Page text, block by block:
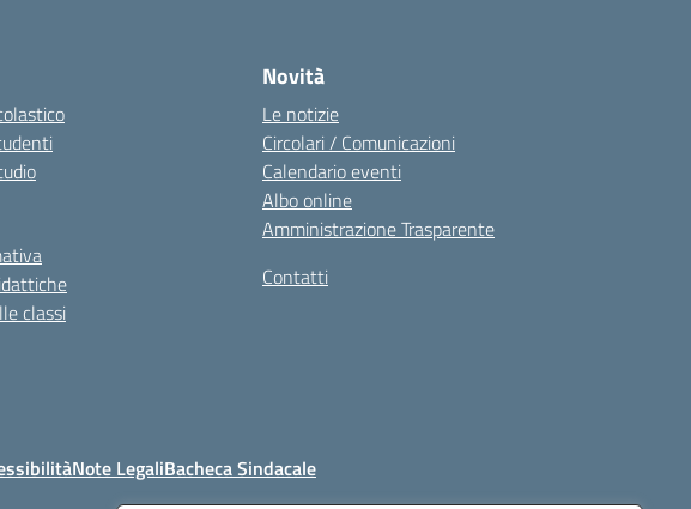
classi
Novità
Le notizie
Circolari / Comunicazioni
Calendario eventi
Albo online
Amministrazione Trasparente
Contatti
Note LegaliBacheca Sindacale